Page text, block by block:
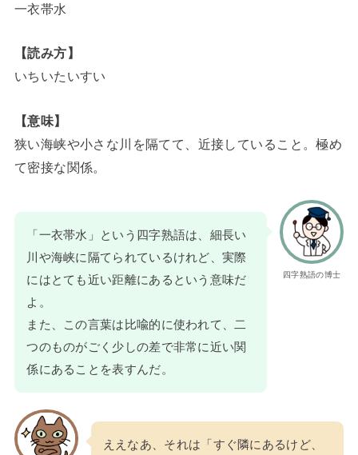
一衣帯水
【読み方】
いちいたいすい
【意味】
狭い海峡や小さな川を隔てて、近接していること。極め
て密接な関係。
四字熟語の博士
「一衣帯水」という四字熟語は、細長い
川や海峡に隔てられているけれど、実際
にはとても近い距離にあるという意味だ
よ。
また、この言葉は比喩的に使われて、二
つのものがごく少しの差で非常に近い関
係にあることを表すんだ。
ええなあ、それは「すぐ隣にあるけど、